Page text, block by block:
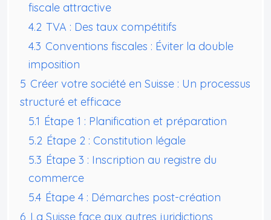
fiscale attractive
4.2 TVA : Des taux compétitifs
4.3 Conventions fiscales : Éviter la double
imposition
5 Créer votre société en Suisse : Un processus
structuré et efficace
5.1 Étape 1 : Planification et préparation
5.2 Étape 2 : Constitution légale
5.3 Étape 3 : Inscription au registre du
commerce
5.4 Étape 4 : Démarches post-création
6 La Suisse face aux autres juridictions